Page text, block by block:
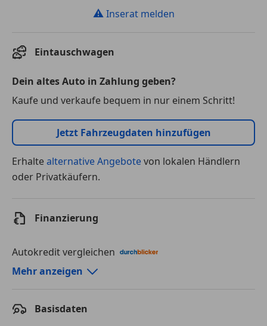
⚠ Inserat melden
Eintauschwagen
Dein altes Auto in Zahlung geben?
Kaufe und verkaufe bequem in nur einem Schritt!
Jetzt Fahrzeugdaten hinzufügen
Erhaltealternative Angebotevon lokalen Händlern
oder Privatkäufern.
Finanzierung
Autokredit vergleichen
Autokredit-Rechner von durchblicker.at
Mehr anzeigen
Basisdaten